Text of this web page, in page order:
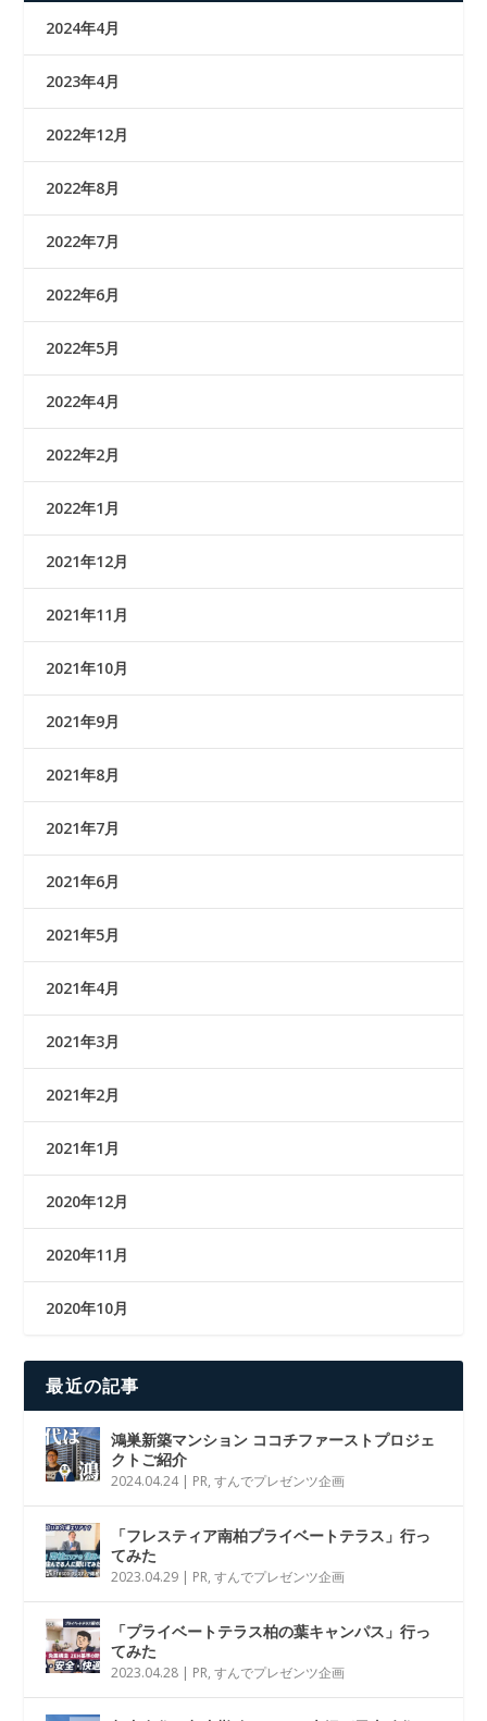
2024年4月
2023年4月
2022年12月
2022年8月
2022年7月
2022年6月
2022年5月
2022年4月
2022年2月
2022年1月
2021年12月
2021年11月
2021年10月
2021年9月
2021年8月
2021年7月
2021年6月
2021年5月
2021年4月
2021年3月
2021年2月
2021年1月
2020年12月
2020年11月
2020年10月
最近の記事
鴻巣新築マンション ココチファーストプロジェ
クトご紹介
2024.04.24| PR,すんでプレゼンツ企画
「フレスティア南柏プライベートテラス」行っ
てみた
2023.04.29 | PR,すんでプレゼンツ企画
「プライベートテラス柏の葉キャンパス」行っ
てみた
2023.04.28 | PR,すんでプレゼンツ企画